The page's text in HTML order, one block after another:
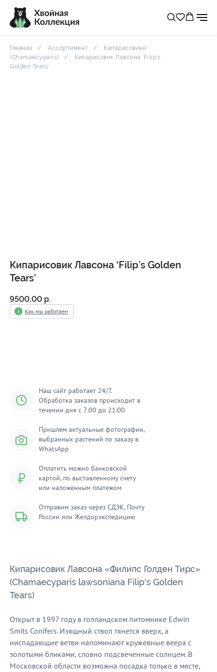
Главная Ассортимент
Кипарисовики
(Chamaecyparis)
Кипарисовик Лавсона ‘Filip’s
Golden Tears’
Кипарисовик Лавсона ‘Filip’s Golden
Tears’
9500,00 р.
Как мы работаем
Наш сайт работает 24/7.
Обработка заказов происходит в
течении дня с 7:00 до 21:00
Пришлем актуальные фотографии,
выбранных растений по заказу в
WhatsApp
Отправим заказ через СДЭК, Почту
России или Желдорэкспедицию
Оплатить можно банковской
картой, по выставленному счету
или наложенным платежом
Кипарисовик Лавсона «Филипс Голден Тирс»
(Chamaecyparis lawsoniana Filip's Golden
Tears)
Открыт в 1997 году в голландском питомнике Edwin
Smits Conifers. Изящный ствол тянется вверх, а
ниспадающие ветви напоминают кружевные веера с
золотыми бликами, словно подсвеченные солнцем. В
Московской области возможна посадка только в месте,